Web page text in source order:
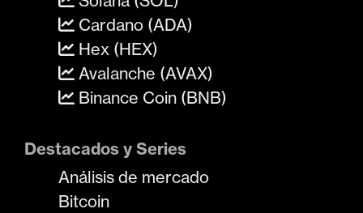
Cardano (ADA)
Hex (HEX)
Avalanche (AVAX)
Binance Coin (BNB)
Destacados y Series
Análisis de mercado
Bitcoin